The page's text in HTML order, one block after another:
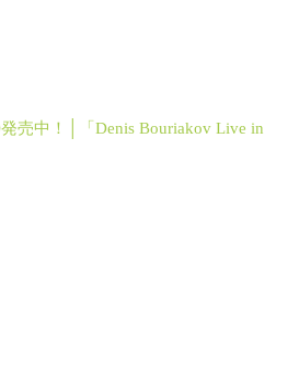
売中！│「Denis Bouriakov Live in